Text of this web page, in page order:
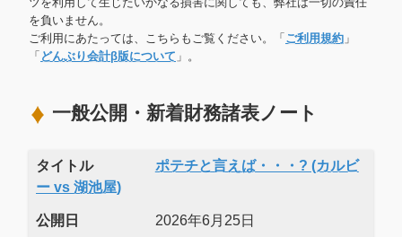
を負いません。
ご利用にあたっては、こちらもご覧ください。「 ご利用規約 」
「 どんぶり会計β版について 」。
一般公開・新着財務諸表ノート
タイトル
ポテチと言えば・・・? (カルビ
ー vs 湖池屋)
公開日 2026年6月25日